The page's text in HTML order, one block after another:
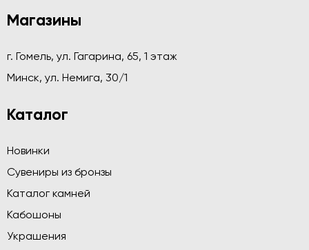
Магазины
г. Гомель, ул. Гагарина, 65, 1 этаж
Минск, ул. Немига, 30/1
Каталог
Новинки
Сувениры из бронзы
Каталог камней
Кабошоны
Украшения